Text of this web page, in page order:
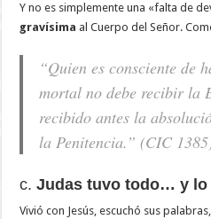
Y no es simplemente una «falta de
gravísima al Cuerpo del Señor.
“Quien es consciente de
mortal no debe recibir la
recibido antes la
la Penitencia.” (CIC
c.Judas tuvo todo… y lo
Vivió con Jesús, escuchó sus